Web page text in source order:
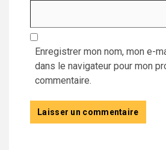
Enregistrer mon nom, mon e-
dans le navigateur pour mon
commentaire.